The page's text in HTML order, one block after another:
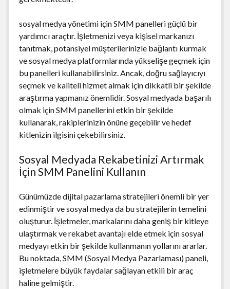
sosyal medya yönetimi için SMM panelleri güçlü bir
yardımcı araçtır. İşletmenizi veya kişisel markanızı
tanıtmak, potansiyel müşterilerinizle bağlantı kurmak
ve sosyal medya platformlarında yükselişe geçmek için
bu panelleri kullanabilirsiniz. Ancak, doğru sağlayıcıyı
seçmek ve kaliteli hizmet almak için dikkatli bir şekilde
araştırma yapmanız önemlidir. Sosyal medyada başarılı
olmak için SMM panellerini etkin bir şekilde
kullanarak, rakiplerinizin önüne geçebilir ve hedef
kitlenizin ilgisini çekebilirsiniz.
Sosyal Medyada Rekabetinizi Artırmak
İçin SMM Panelini Kullanın
Günümüzde dijital pazarlama stratejileri önemli bir yer
edinmiştir ve sosyal medya da bu stratejilerin temelini
oluşturur. İşletmeler, markalarını daha geniş bir kitleye
ulaştırmak ve rekabet avantajı elde etmek için sosyal
medyayı etkin bir şekilde kullanmanın yollarını ararlar.
Bu noktada, SMM (Sosyal Medya Pazarlaması) paneli,
işletmelere büyük faydalar sağlayan etkili bir araç
haline gelmiştir.